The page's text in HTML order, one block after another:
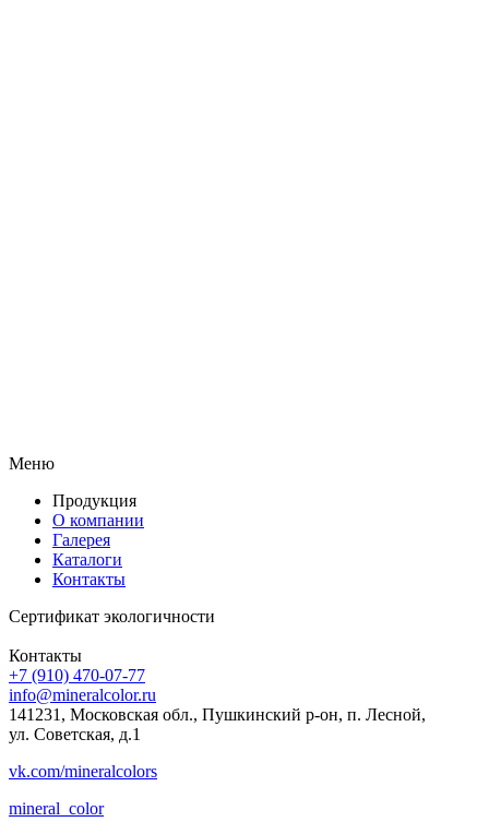
Меню
Продукция
О компании
Галерея
Каталоги
Контакты
Сертификат экологичности
Контакты
+7 (910) 470-07-77
info@mineralcolor.ru
141231, Московская обл., Пушкинский р-он, п. Лесной,
ул. Советская, д.1
vk.com/mineralcolors
mineral_color